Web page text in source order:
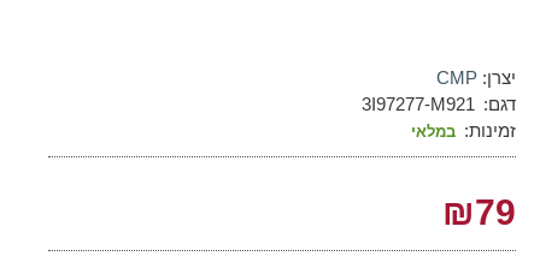
יצרן: CMP
דגם: 3I97277-M921
זמינות: במלאי
₪79